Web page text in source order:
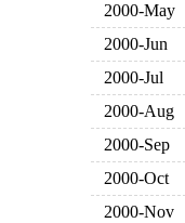
2000-May
2000-Jun
2000-Jul
2000-Aug
2000-Sep
2000-Oct
2000-Nov